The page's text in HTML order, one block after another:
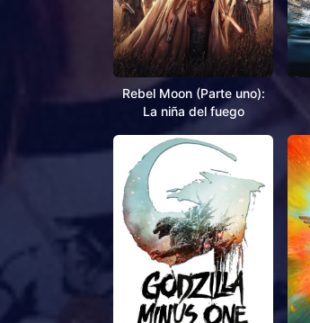
Rebel Moon (Parte uno):
La niña del fuego